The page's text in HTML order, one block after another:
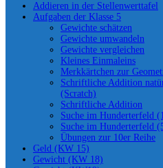
Addieren in der Stellenwerttafel
Aufgaben der Klasse 5
Gewichte schätzen
Gewichte umwandeln
Gewichte vergleichen
Kleines Einmaleins
Merkkärtchen zur
Schriftliche Addition
(Scratch)
Schriftliche Addition
Suche im Hunderterfeld
Suche im Hunderterfeld
Übungen zur 10er Reihe
Geld (KW 15)
Gewicht (KW 18)